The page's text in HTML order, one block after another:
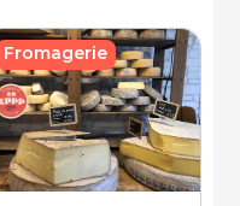
Fromagerie